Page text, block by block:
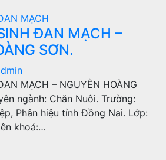
MẠCH
ĐAN MẠCH –
SƠN.
MẠCH – NGUYỄN HOÀNG
ngành: Chăn Nuôi. Trường:
Phân hiệu tỉnh Đồng Nai. Lớp:
khoá:…